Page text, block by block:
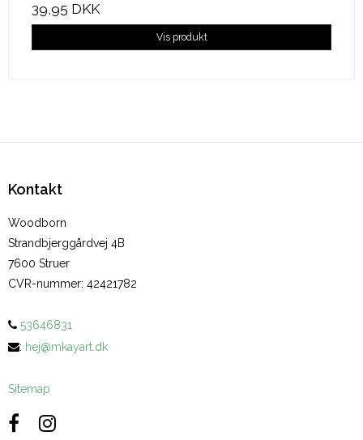
39,95 DKK
Vis produkt
Kontakt
Woodborn
Strandbjerggårdvej 4B
7600 Struer
CVR-nummer: 42421782
53646831
: hej@mkayart.dk
Sitemap